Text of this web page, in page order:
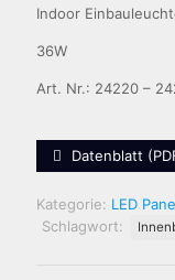
Indoor
36W
Art. Nr.: 24220 –
Datenblatt
Kategorie: LED
Schlagwort: